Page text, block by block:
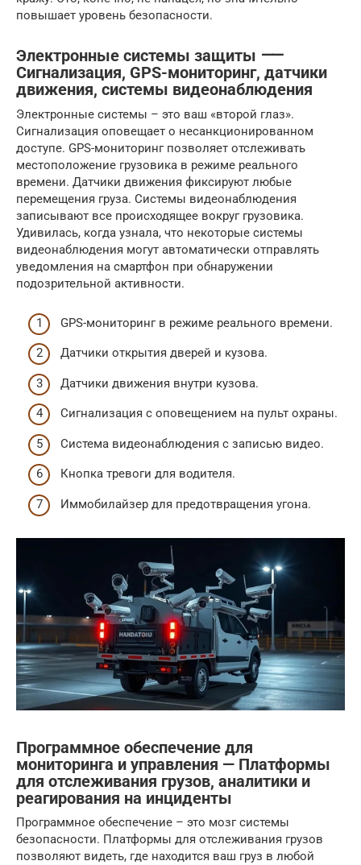
повышает уровень безопасности.
Электронные системы защиты ⸺
Сигнализация, GPS-мониторинг, датчики
движения, системы видеонаблюдения
Электронные системы – это ваш «второй глаз».
Сигнализация оповещает о несанкционированном
доступе. GPS-мониторинг позволяет отслеживать
местоположение грузовика в режиме реального
времени. Датчики движения фиксируют любые
перемещения груза. Системы видеонаблюдения
записывают все происходящее вокруг грузовика.
Удивилась, когда узнала, что некоторые системы
видеонаблюдения могут автоматически отправлять
уведомления на смартфон при обнаружении
подозрительной активности.
GPS-мониторинг в режиме реального времени.
Датчики открытия дверей и кузова.
Датчики движения внутри кузова.
Сигнализация с оповещением на пульт охраны.
Система видеонаблюдения с записью видео.
Кнопка тревоги для водителя.
Иммобилайзер для предотвращения угона.
Программное обеспечение для
мониторинга и управления — Платформы
для отслеживания грузов, аналитики и
реагирования на инциденты
Программное обеспечение – это мозг системы
безопасности. Платформы для отслеживания грузов
позволяют видеть, где находится ваш груз в любой